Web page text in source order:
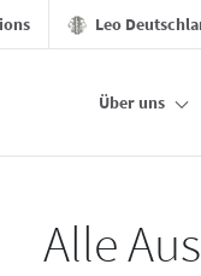
Leo
Über uns
Alle